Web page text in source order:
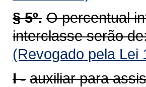
§ 5º. O percentual
interclasse serão
(Revogado pela Lei
I - auxiliar para